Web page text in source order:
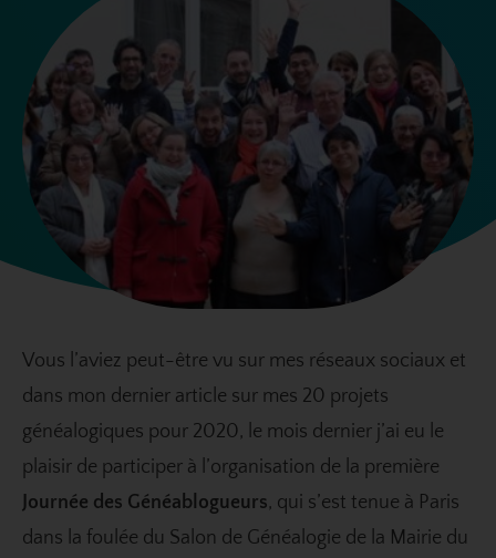
Vous l’aviez peut-être vu sur mes réseaux sociaux et
dans mon dernier article sur mes 20 projets
généalogiques pour 2020, le mois dernier j’ai eu le
plaisir de participer à l’organisation de la première
Journée des Généablogueurs, qui s’est tenue à Paris
dans la foulée du Salon de Généalogie de la Mairie du